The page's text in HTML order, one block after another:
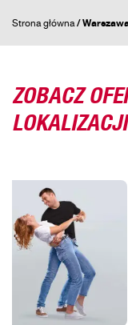
Strona główna/
ZOBACZ
LOKALIZACJI